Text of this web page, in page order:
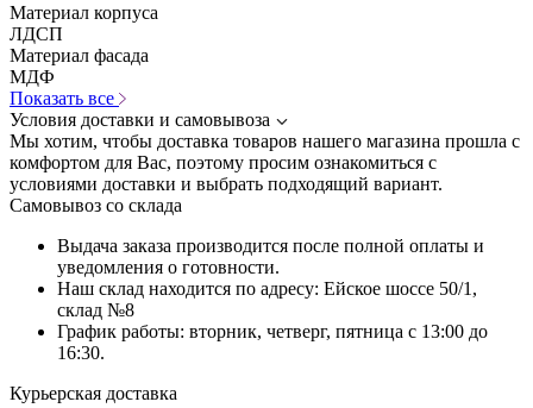
Материал корпуса
ЛДСП
Материал фасада
МДФ
Показать все
Условия доставки и самовывоза
Мы хотим, чтобы доставка товаров нашего магазина прошла с
комфортом для Вас, поэтому просим ознакомиться с
условиями доставки и выбрать подходящий вариант.
Самовывоз со склада
Выдача заказа производится после полной оплаты и
уведомления о готовности.
Наш склад находится по адресу: Ейское шоссе 50/1,
склад №8
График работы: вторник, четверг, пятница с 13:00 до
16:30.
Курьерская доставка